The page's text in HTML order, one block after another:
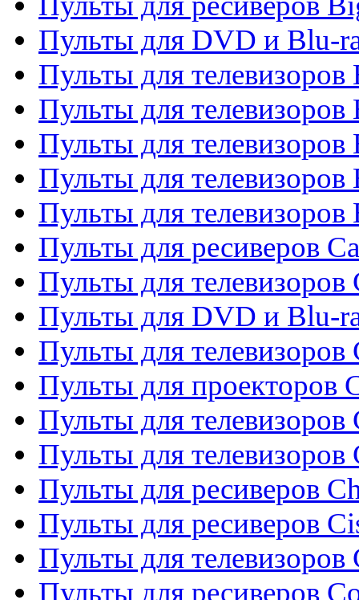
Пульты для DVD и Blu-
Пульты для телевизоров
Пульты для телевизоров
Пульты для телевизоров
Пульты для телевизоров
Пульты для телевизоров
Пульты для ресиверов
Пульты для телевизоров
Пульты для DVD и Blu-
Пульты для телевизоров
Пульты для проекторов
Пульты для телевизоров
Пульты для телевизоров
Пульты для ресиверов
Пульты для ресиверов
Пульты для телевизоров
Пульты для ресиверов